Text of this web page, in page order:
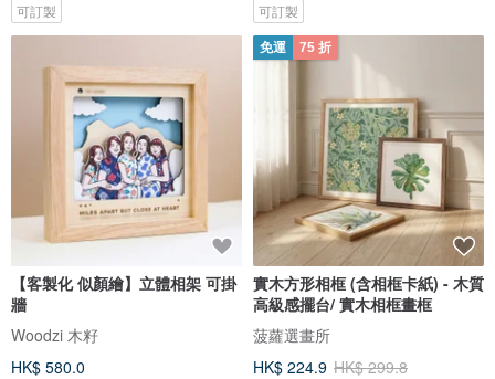
可訂製 可訂製
【客製化 似顏繪】立體相架 可掛
牆
Woodzi 木籽
HK$ 580.0
免運 75 折
實木方形相框 (含相框卡紙) - 木質
高級感擺台/ 實木相框畫框
菠蘿選畫所
HK$ 224.9 HK$ 299.8